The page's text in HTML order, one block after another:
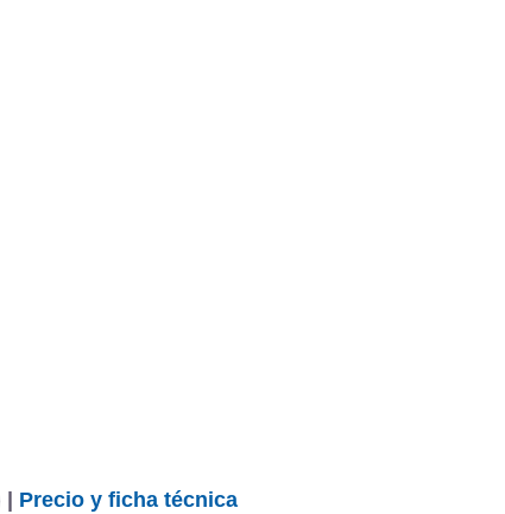
Precio y ficha técnica